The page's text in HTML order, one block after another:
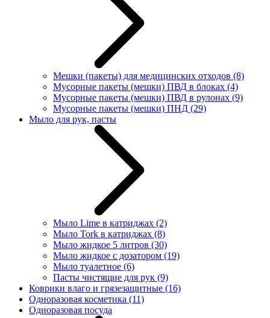
Мешки (пакеты) для медицинских отходов (8)
Мусорные пакеты (мешки) ПВД в блоках (4)
Мусорные пакеты (мешки) ПВД в рулонах (9)
Мусорные пакеты (мешки) ПНД (29)
Мыло для рук, пасты
Мыло Lime в катриджах (2)
Мыло Tork в катриджах (8)
Мыло жидкое 5 литров (30)
Мыло жидкое с дозатором (19)
Мыло туалетное (6)
Пасты чистящие для рук (9)
Коврики влаго и грязезащитные (16)
Одноразовая косметика (11)
Одноразовая посуда